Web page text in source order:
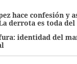
hace confesión y
derrota es toda
identidad del